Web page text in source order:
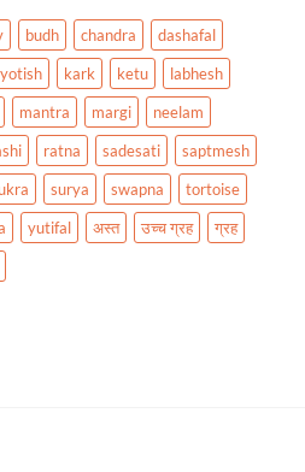
budh chandra
dashafal
kark ketu
labhesh
mantra margi
neelam
ratna sadesati
saptmesh
surya swapna
tortoise
yutifal अस्त उच्च ग्रह
ग्रह